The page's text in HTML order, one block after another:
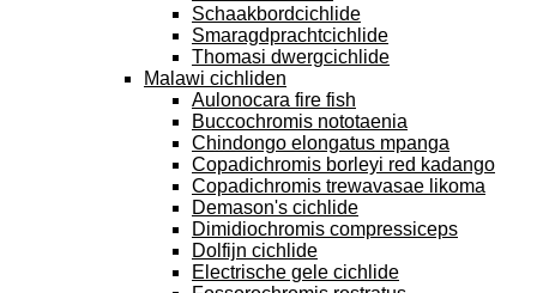
Schaakbordcichlide
Smaragdprachtcichlide
Thomasi dwergcichlide
Malawi cichliden
Aulonocara fire fish
Buccochromis nototaenia
Chindongo elongatus mpanga
Copadichromis borleyi red kadango
Copadichromis trewavasae likoma
Demason's cichlide
Dimidiochromis compressiceps
Dolfijn cichlide
Electrische gele cichlide